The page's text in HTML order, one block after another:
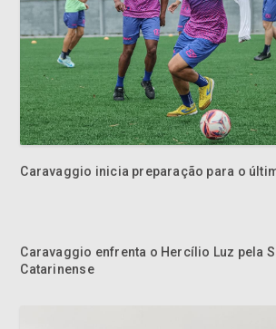
Caravaggio inicia preparação para o
Caravaggio enfrenta o Hercílio Luz pela
Catarinense